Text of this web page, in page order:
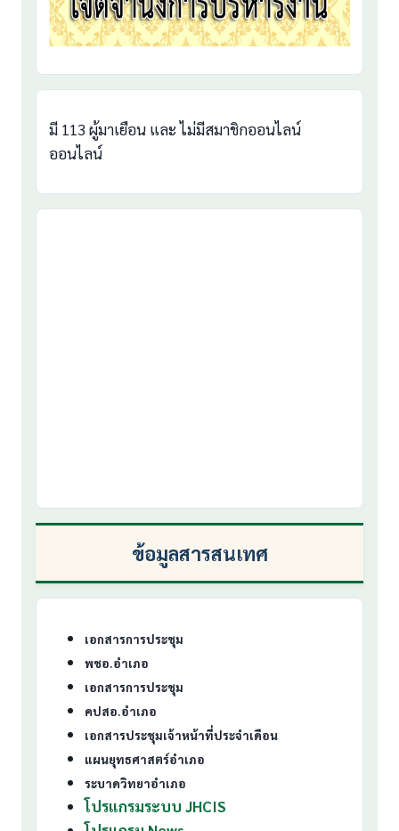
มี 113 ผู้มาเยือน และ ไม่มีสมาชิกออนไลน์
ออนไลน์
ข้อมูลสารสนเทศ
เอกสารการประชุม
พชอ.อำเภอ
เอกสารการประชุม
คปสอ.อำเภอ
เอกสารประชุมเจ้าหน้าที่ประจำเดือน
แผนยุทธศาสตร์อำเภอ
ระบาดวิทยาอำเภอ
โปรแกรมระบบ JHCIS